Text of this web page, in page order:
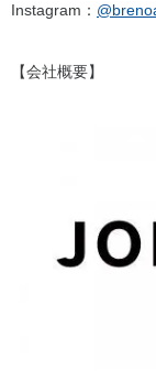
Instagram：
【会社概要】